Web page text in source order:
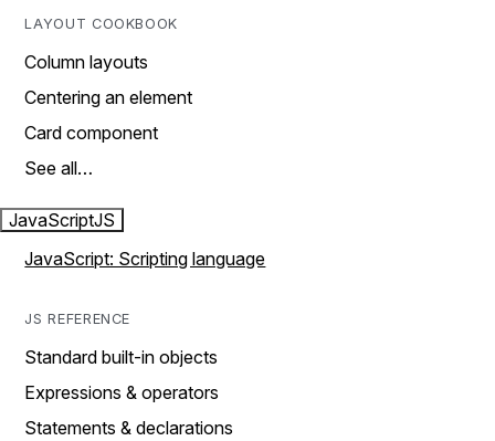
LAYOUT COOKBOOK
Column layouts
Centering an element
Card component
See all…
JavaScriptJS
JavaScript: Scripting language
JS REFERENCE
Standard built-in objects
Expressions & operators
Statements & declarations